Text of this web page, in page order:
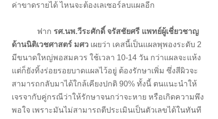
ค่าขาดรายได้ ไหนจะต้องเลเซอร์ลบแผลอีก
ฟาก รศ.นพ.วีระศักดิ์ จรัสชัยศรี แพทย์ผู้เชี่ยวชาญ
ด้านนิติเวชศาสตร์ มศว เผยว่า เคสนี้เป็นแผลพุพองระดับ 2
มีขนาดใหญ่พอสมควร ใช้เวลา 10-14 วัน กว่าแผลจะแห้ง
แต่ก็ยังทิ้งร่อยรอยบาดแผลไว้อยู่ ต้องรักษาเพิ่ม ซึ่งสีผิวจะ
สามารถกลับมาได้ใกล้เคียงปกติ 90% ทั้งนี้ ตนแนะนำให้
เจรจากับคู่กรณีว่าให้รักษาจนกว่าจะหาย หรือเกิดความพึง
พอใจ เพราะมันไม่สามารถตีประเมินเป็นตัวเลขได้ในทันที